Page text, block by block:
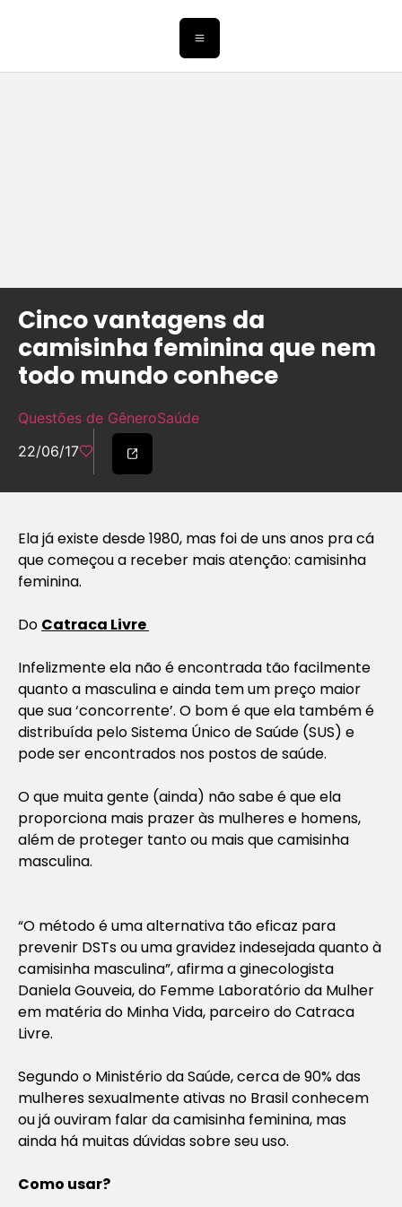
Cinco vantagens da
camisinha feminina que nem
todo mundo conhece
Questões de GêneroSaúde
22/06/17
Ela já existe desde 1980, mas foi de uns anos pra cá
que começou a receber mais atenção: camisinha
feminina.
Do Catraca Livre
Infelizmente ela não é encontrada tão facilmente
quanto a masculina e ainda tem um preço maior
que sua ‘concorrente’. O bom é que ela também é
distribuída pelo Sistema Único de Saúde (SUS) e
pode ser encontrados nos postos de saúde.
O que muita gente (ainda) não sabe é que ela
proporciona mais prazer às mulheres e homens,
além de proteger tanto ou mais que camisinha
masculina.
“O método é uma alternativa tão eficaz para
prevenir DSTs ou uma gravidez indesejada quanto à
camisinha masculina”, afirma a ginecologista
Daniela Gouveia, do Femme Laboratório da Mulher
em matéria do Minha Vida, parceiro do Catraca
Livre.
Segundo o Ministério da Saúde, cerca de 90% das
mulheres sexualmente ativas no Brasil conhecem
ou já ouviram falar da camisinha feminina, mas
ainda há muitas dúvidas sobre seu uso.
Como usar?